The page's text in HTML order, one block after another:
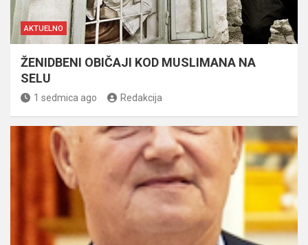
AKTUELNO
ŽENIDBENI OBIČAJI KOD MUSLIMANA NA
SELU
1 sedmica ago Redakcija